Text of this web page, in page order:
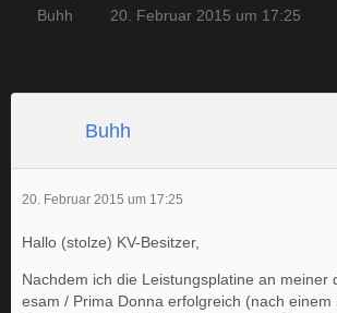
Buhh 20. Februar 2015 um 17:25
Buhh
20. Februar 2015 um 17:25
Hallo (stolze) KV-Besitzer,
Nachdem ich die Leistungsplatine an meiner
esam / Prima Donna erfolgreich (nach einem